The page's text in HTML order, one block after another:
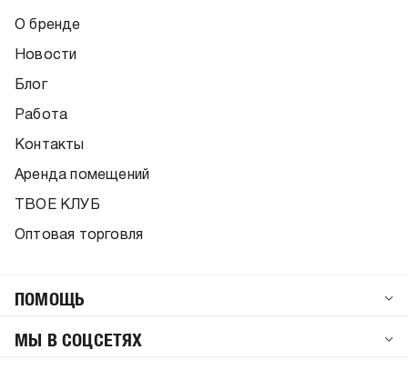
О бренде
Новости
Блог
Работа
Контакты
Аренда помещений
ТВОЕ КЛУБ
Оптовая торговля
ПОМОЩЬ
МЫ В СОЦСЕТЯХ